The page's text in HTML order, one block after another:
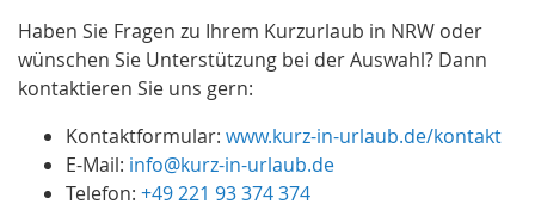
Haben Sie Fragen zu Ihrem Kurzurlaub in NRW oder
wünschen Sie Unterstützung bei der Auswahl? Dann
kontaktieren Sie uns gern:
Kontaktformular: www.kurz-in-urlaub.de/kontakt
E-Mail: info@kurz-in-urlaub.de
Telefon: +49 221 93 374 374